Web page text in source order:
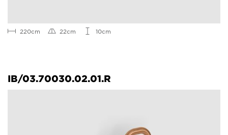
220cm 22cm 10cm
IB/03.70030.02.01.R